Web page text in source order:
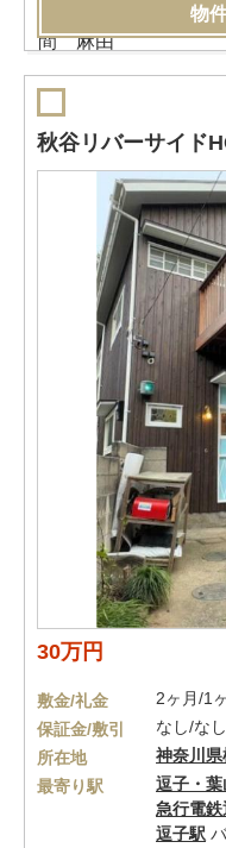
物
秋谷リバーサイド
30万円
敷金/礼金
2ヶ月/1
保証金/敷引
なし/なし
所在地
神奈川県
最寄り駅
逗子・葉
急行電
逗子駅